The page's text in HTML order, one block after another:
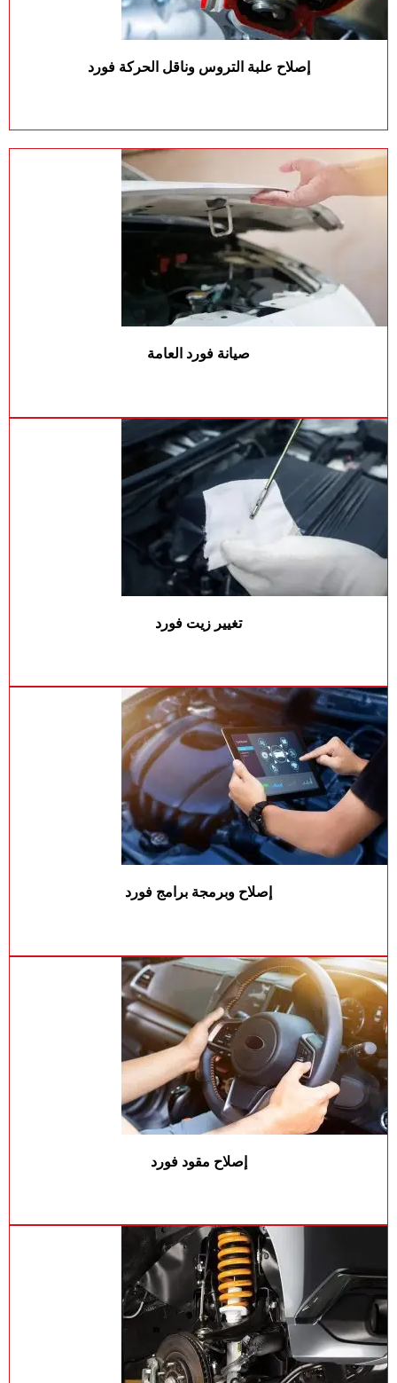
إصلاح علبة التروس وناقل الحركة فورد
صيانة فورد العامة
تغيير زيت فورد
إصلاح وبرمجة برامج فورد
إصلاح مقود فورد